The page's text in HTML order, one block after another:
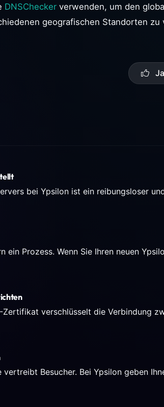
DNSChecker verwenden, um den
geografischen Standorten zu
Ja